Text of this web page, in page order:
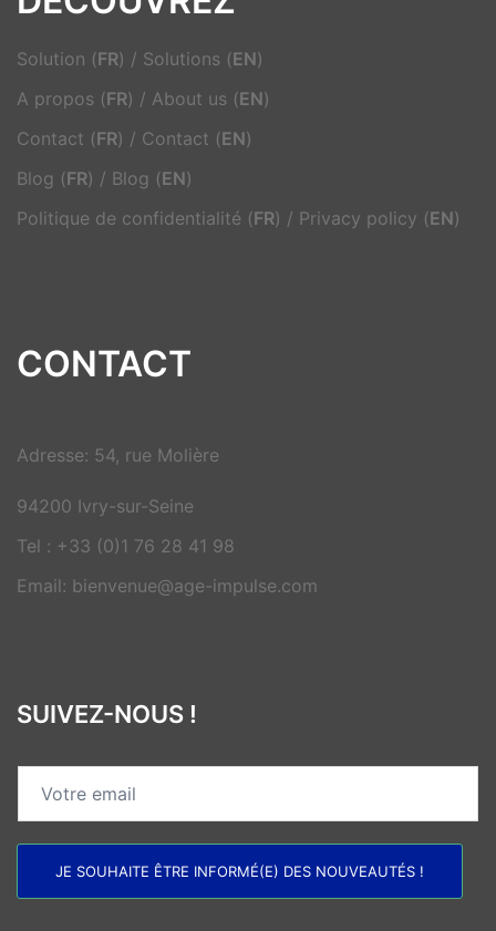
Solution (FR) / Solutions (EN)
A propos (FR) / About us (EN)
Contact (FR) / Contact (EN)
Blog (FR) / Blog (EN)
Politique de confidentialité (FR) / Privacy policy (EN)
CONTACT
Adresse: 54, rue Molière
94200 Ivry-sur-Seine
Tel : +33 (0)1 76 28 41 98
Email: bienvenue@age-impulse.com
SUIVEZ-NOUS !
JE SOUHAITE ÊTRE INFORMÉ(E) DES NOUVEAUTÉS !